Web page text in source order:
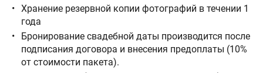
Хранение резервной копии фотографий в течении 1
года
Бронирование свадебной даты производится после
подписания договора и внесения предоплаты (10%
от стоимости пакета).